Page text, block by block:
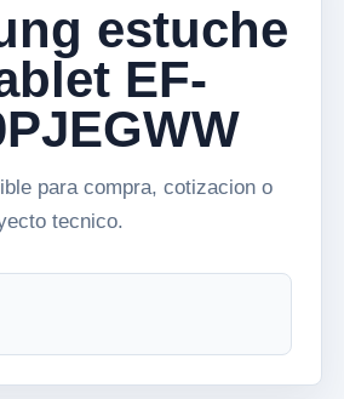
estuche
EF-
para compra, cotizacion o
tecnico.